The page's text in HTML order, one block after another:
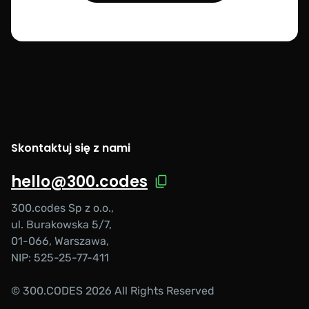
Skontaktuj się z nami
hello@300.codes
300.codes Sp z o.o.,
ul. Burakowska 5/7,
01-066, Warszawa,
NIP: 525-25-77-411
© 300.CODES 2026 All Rights Reserved